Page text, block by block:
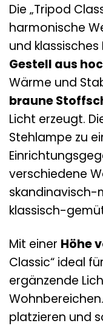
Die „Tripod
harmonische
und klassisches
Gestell aus
Wärme und
braune
Licht erzeugt.
Stehlampe zu
verschiedene
skandinavisch-
klassisch-
Mit einer Höhe
Classic“ ideal
ergänzende
platzieren und